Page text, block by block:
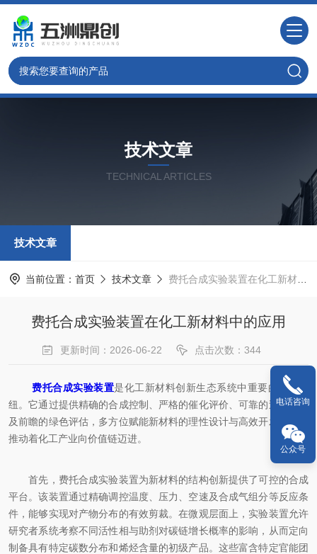
技术文章
TECHNICAL ARTICLES
技术文章
当前位置： 首页 技术文章 费托合成实验装置在化工新材料中的应用
费托合成实验装置在化工新材料中的应用
更新时间：2026-06-22 点击次数：344
费托合成实验装置是化工新材料创新生态系统中重要的核心枢
纽。它通过提供精确的合成控制、严格的催化评价、可靠的过程验证
及前瞻的绿色评估，多方位赋能新材料的理性设计与高效开发，持续
推动着化工产业向价值链迈进。
首先，费托合成实验装置为新材料的结构创新提供了可控的合成
平台。该装置通过精确调控温度、压力、空速及合成气组分等反应条
件，能够实现对产物分布的有效剪裁。在微观层面上，实验装置允许
研究者系统考察不同活性相与助剂对碳链增长概率的影响，从而定向
制备具有特定碳数分布和烯烃含量的初级产品。这些富含特定官能团
电话咨询
公众号